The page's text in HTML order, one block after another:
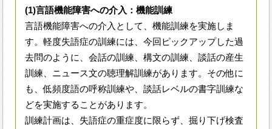
(1)言語機能障害への介入：機能訓練
言語機能障害への介入として、機能訓練を実施しま
す。軽度失語症の訓練には、今回ピックアップした過
去問のように、会話の訓練、構文の訓練、談話の産生
訓練、ニュース文の聴理解訓練があります。その他に
も、低頻度語の呼称訓練や、談話レベルの書字訓練な
どを実施することがあります。
訓練計画は、失語症の重症度に限らず、掘り下げ検査